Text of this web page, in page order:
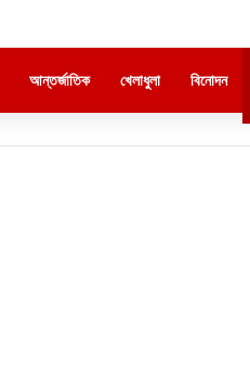
আন্তর্জাতিক খেলাধুলা বিনোদন